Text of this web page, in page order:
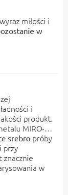
miłości i
w
i
produkt.
MIRO-
srebropróby
przy
w